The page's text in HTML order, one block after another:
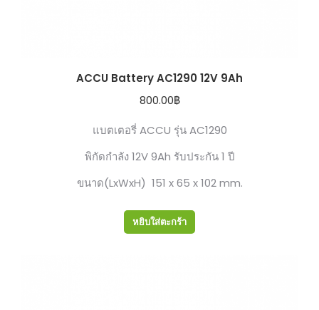
ACCU Battery AC1290 12V 9Ah
800.00฿
แบตเตอรี่ ACCU รุ่น AC1290
พิกัดกำลัง 12V 9Ah รับประกัน 1 ปี
ขนาด(LxWxH) 151 x 65 x 102 mm.
หยิบใส่ตะกร้า